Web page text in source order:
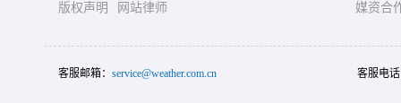
版权声明
网站律师
媒资合
客服邮箱： service@weather.com.cn 客服电